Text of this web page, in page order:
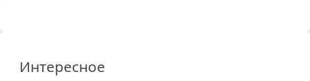
Интересное